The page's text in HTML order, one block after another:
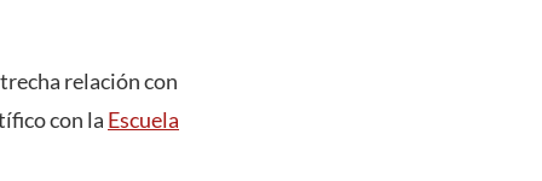
relación con
con la Escuela